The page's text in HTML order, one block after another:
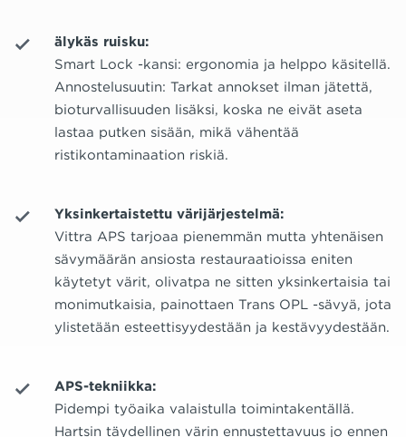
älykäs ruisku:
Smart Lock -kansi: ergonomia ja helppo käsitellä.
Annostelusuutin: Tarkat annokset ilman jätettä,
bioturvallisuuden lisäksi, koska ne eivät aseta
lastaa putken sisään, mikä vähentää
ristikontaminaation riskiä.
Yksinkertaistettu värijärjestelmä:
Vittra APS tarjoaa pienemmän mutta yhtenäisen
sävymäärän ansiosta restauraatioissa eniten
käytetyt värit, olivatpa ne sitten yksinkertaisia ​​tai
monimutkaisia, painottaen Trans OPL -sävyä, jota
ylistetään esteettisyydestään ja kestävyydestään.
APS-tekniikka:
Pidempi työaika valaistulla toimintakentällä.
Hartsin täydellinen värin ennustettavuus jo ennen